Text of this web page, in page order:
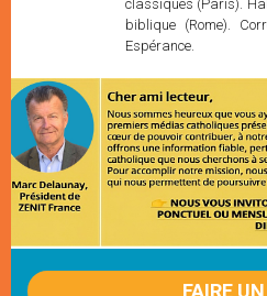
classiques (Paris).
biblique (Rome).
Espérance.
FAIRE